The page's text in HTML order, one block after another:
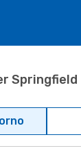
Springfield